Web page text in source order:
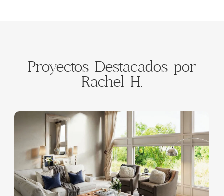
Proyectos Destacados por
Rachel H.